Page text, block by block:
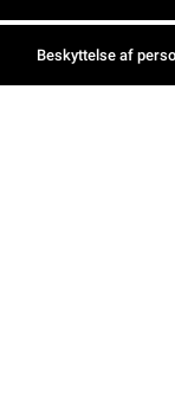
Beskyttelse af